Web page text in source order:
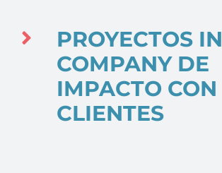
PROYECTOS IN
COMPANY DE
IMPACTO CON
CLIENTES